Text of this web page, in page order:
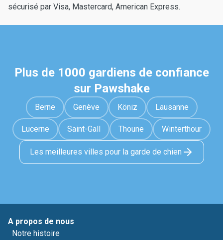
sécurisé par Visa, Mastercard, American Express.
Plus de 1000 gardiens de confiance
sur Pawshake
Berne Genève Köniz Lausanne
Lucerne Saint-Gall Thoune Winterthour
Les meilleures villes pour la garde de chien
A propos de nous
Notre histoire